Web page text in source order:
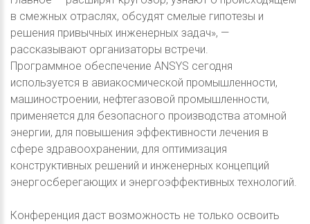
в смежных отраслях, обсудят смелые гипотезы и
решения привычных инженерных задач», —
рассказывают организаторы встречи.
Программное обеспечение ANSYS сегодня
используется в авиакосмической промышленности,
машиностроении, нефтегазовой промышленности,
применяется для безопасного производства атомной
энергии, для повышения эффективности лечения в
сфере здравоохранении, для оптимизация
конструктивных решений и инженерных концепций
энергосберегающих и энергоэффективных технологий.
Конференция даст возможность не только освоить